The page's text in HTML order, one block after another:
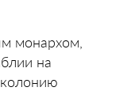
монархом,
на